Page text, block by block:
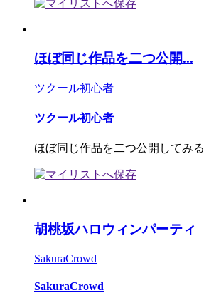
ほぼ同じ作品を二つ公開...
ツクール初心者
ツクール初心者
ほぼ同じ作品を二つ公開してみる
胡桃坂ハロウィンパーティ
SakuraCrowd
SakuraCrowd